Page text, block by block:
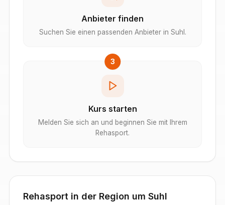
Anbieter finden
Suchen Sie einen passenden Anbieter in Suhl.
3
Kurs starten
Melden Sie sich an und beginnen Sie mit Ihrem
Rehasport.
Rehasport in der Region um Suhl